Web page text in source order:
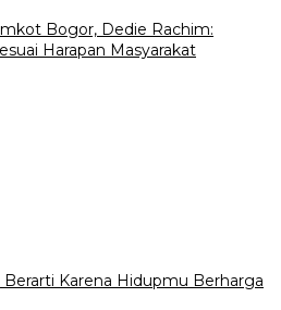
Bogor, Dedie Rachim:
Harapan Masyarakat
Berarti Karena Hidupmu Berharga